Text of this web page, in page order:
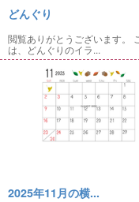
どんぐり
閲覧ありがとうございます。
は、どんぐりのイラ...
2025年11月の横...